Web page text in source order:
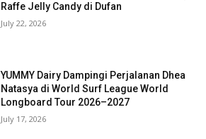
Raffe Jelly Candy di Dufan
July 22, 2026
YUMMY Dairy Dampingi Perjalanan Dhea
Natasya di World Surf League World
Longboard Tour 2026–2027
July 17, 2026